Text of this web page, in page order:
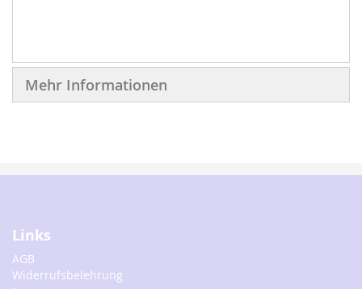
Mehr Informationen
Links
AGB
Widerrufsbelehrung